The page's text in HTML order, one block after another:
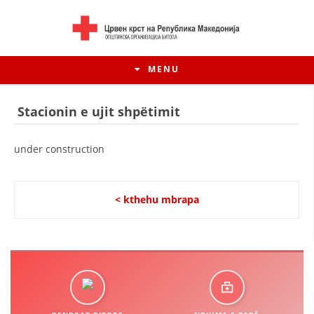
MENU
HISTORIA E KRYQIT TË KUQ
Stacionin e ujit shpëtimit
under construction
< kthehu mbrapa